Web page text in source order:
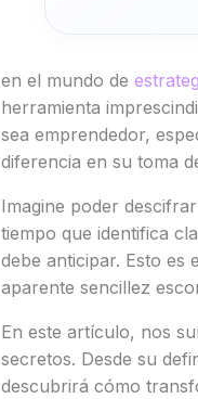
en el mundo de
herramienta
sea emprendedor,
diferencia en su toma
Imagine poder
tiempo que identifica
debe anticipar. Esto es
aparente sencillez
En este artículo, nos
secretos. Desde su
descubrirá cómo